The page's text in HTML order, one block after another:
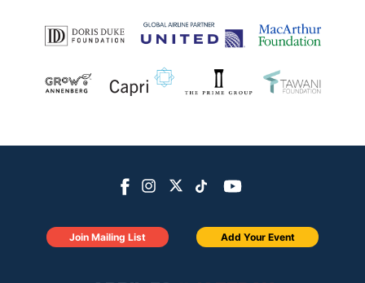
Join Mailing List Add Your Event